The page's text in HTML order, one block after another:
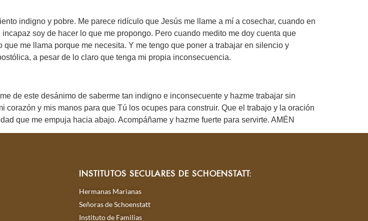
indigno y pobre. Me parece ridículo que Jesús me llame a mí a cosechar, cuando en
soy de hacer lo que me propongo. Pero cuando medito me doy cuenta que
me llama porque me necesita. Y me tengo que poner a trabajar en silencio y
a pesar de lo claro que tenga mi propia inconsecuencia.
de este desánimo de saberme tan indigno e inconsecuente y hazme trabajar sin
y mis manos para que Tú los ocupes para construir. Que el trabajo y la oración
que me empuja hacia abajo. Acompáñame y hazme fuerte para servirte. AMÉN
INSTITUTOS SECULARES DE SCHOENSTATT:
Hermanas Marianas
Señoras de Schoenstatt
Instituto de Familias